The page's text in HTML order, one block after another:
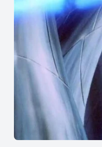
гештальтов
12+
Титаны